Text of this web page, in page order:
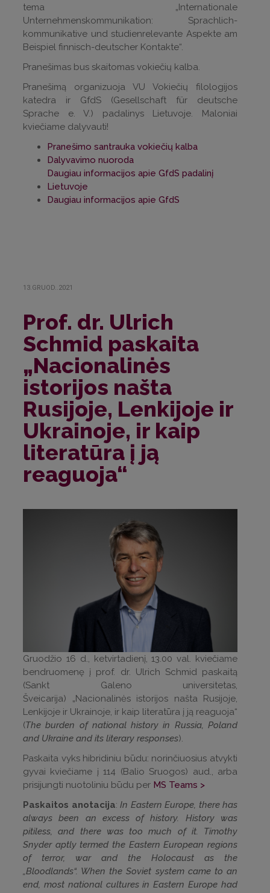
tema „Internationale
Unternehmenskommunikation: Sprachlich-
kommunikative und studienrelevante Aspekte am
Beispiel finnisch-deutscher Kontakte“.
Pranešimas bus skaitomas vokiečių kalba.
Pranešimą organizuoja VU Vokiečių filologijos
katedra ir GfdS (Gesellschaft für deutsche
Sprache e. V.) padalinys Lietuvoje. Maloniai
kviečiame dalyvauti!
Pranešimo santrauka vokiečių kalba
Dalyvavimo nuoroda
Daugiau informacijos apie GfdS padalinį
Lietuvoje
Daugiau informacijos apie GfdS
13.GRUOD..2021
Prof. dr. Ulrich
Schmid paskaita
„Nacionalinės
istorijos našta
Rusijoje, Lenkijoje ir
Ukrainoje, ir kaip
literatūra į ją
reaguoja“
Gruodžio 16 d., ketvirtadienį, 13.00 val. kviečiame
bendruomenę į prof. dr. Ulrich Schmid paskaitą
(Sankt Galeno universitetas,
Šveicarija) „Nacionalinės istorijos našta Rusijoje,
Lenkijoje ir Ukrainoje, ir kaip literatūra į ją reaguoja“
(The burden of national history in Russia, Poland
and Ukraine and its literary responses).
Paskaita vyks hibridiniu būdu: norinčiuosius atvykti
gyvai kviečiame į 114 (Balio Sruogos) aud., arba
prisijungti nuotoliniu būdu per MS Teams >
Paskaitos anotacija: In Eastern Europe, there has
always been an excess of history. History was
pitiless, and there was too much of it. Timothy
Snyder aptly termed the Eastern European regions
of terror, war and the Holocaust as the
„Bloodlands“. When the Soviet system came to an
end, most national cultures in Eastern Europe had